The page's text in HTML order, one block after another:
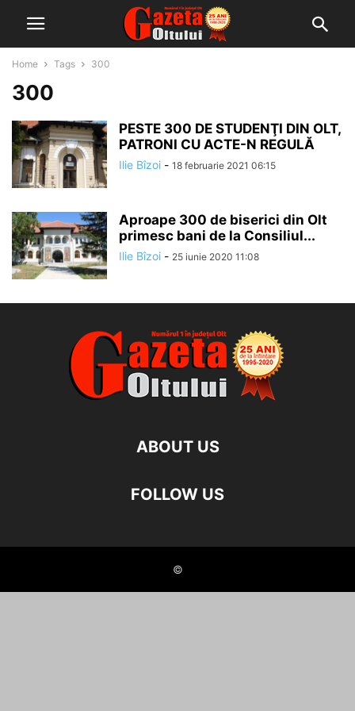
Home Tags 300
300
PESTE 300 DE STUDENŢI DIN OLT,
PATRONI CU ACTE-N REGULĂ
Ilie Bîzoi - 18 februarie 2021 06:15
Aproape 300 de biserici din Olt
primesc bani de la Consiliul...
Ilie Bîzoi - 25 iunie 2020 11:08
ABOUT US
FOLLOW US
©